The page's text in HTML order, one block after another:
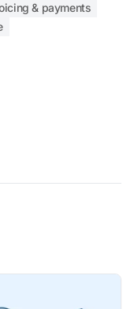
& payments